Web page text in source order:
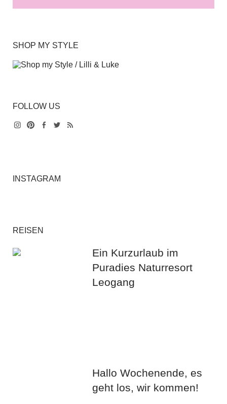
SHOP MY STYLE
FOLLOW US
INSTAGRAM
REISEN
Ein Kurzurlaub im
Puradies Naturresort
Leogang
Hallo Wochenende, es
geht los, wir kommen!